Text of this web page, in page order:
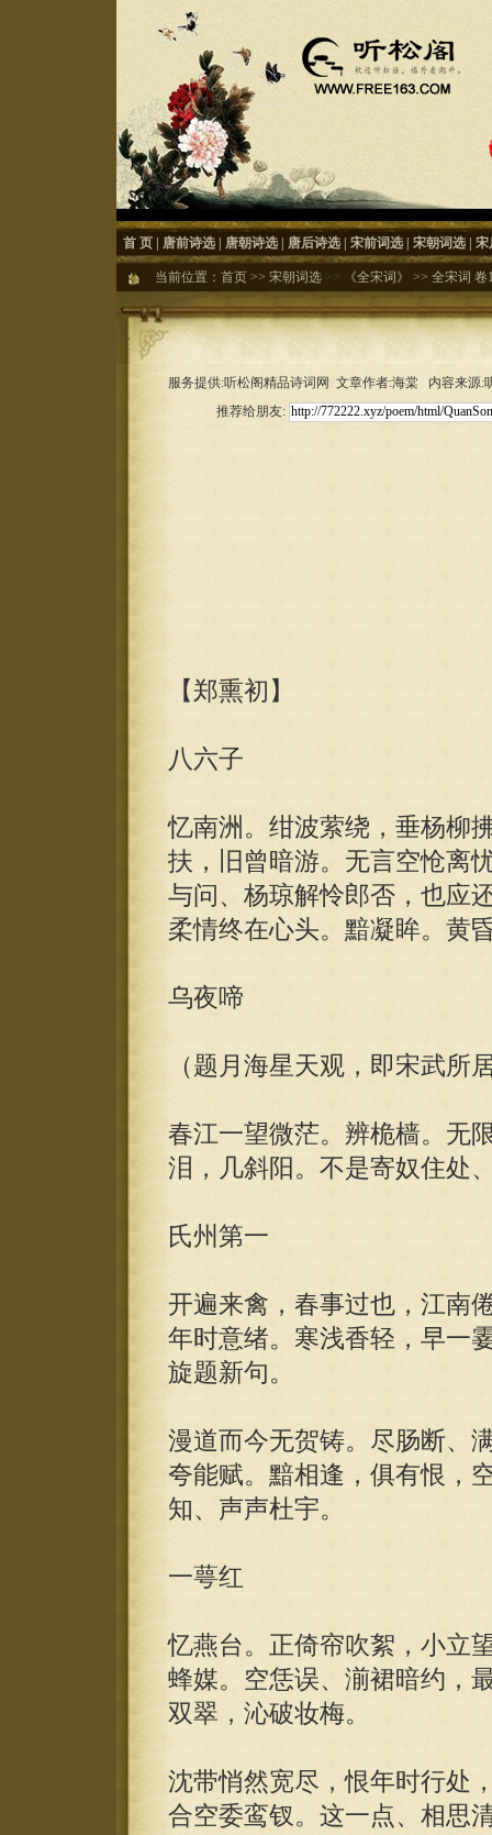
首 页 唐前诗选 唐朝诗选 唐后诗选 宋前词选 宋朝词选 宋
当前位置： 首页 >> 宋朝词选 >> 《全宋词》 >> 全宋词 卷
服务提供:听松阁精品诗词网 文章作者:海棠 内容来源
推荐给朋友:
【郑熏初】
八六子
忆南洲。绀波萦绕，垂杨柳
扶，旧曾暗游。无言空怆离
与问、杨琼解怜郎否，也应
柔情终在心头。黯凝眸。黄
乌夜啼
（题月海星天观，即宋武所
春江一望微茫。辨桅樯。无
泪，几斜阳。不是寄奴住处
氏州第一
开遍来禽，春事过也，江南
年时意绪。寒浅香轻，早一
旋题新句。
漫道而今无贺铸。尽肠断、
夸能赋。黯相逢，俱有恨，
知、声声杜宇。
一萼红
忆燕台。正倚帘吹絮，小立
蜂媒。空恁误、湔裙暗约，
双翠，沁破妆梅。
沈带悄然宽尽，恨年时行处
合空委鸾钗。这一点、相思